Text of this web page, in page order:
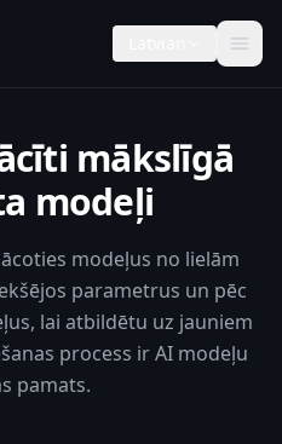
mākslīgā
modeļi
modeļus no lielām
parametrus un pēc
lai atbildētu uz jauniem
process ir AI modeļu
pamats.